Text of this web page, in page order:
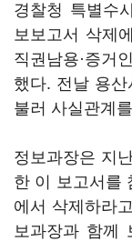
경찰청 특별수
보보고서 삭제
직권남용·증거
했다. 전날 용
불러 사실관계
정보과장은 지
한 이 보고서를
에서 삭제하라
보과장과 함께